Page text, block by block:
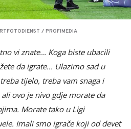
/ PROFIMEDIA
vi znate... Koga biste ubacili
da igrate... Ulazimo sad u
tijelo, treba vam snaga i
ovo je nivo gdje morate da
Morate tako u Ligi
Imali smo igrače koji od devet